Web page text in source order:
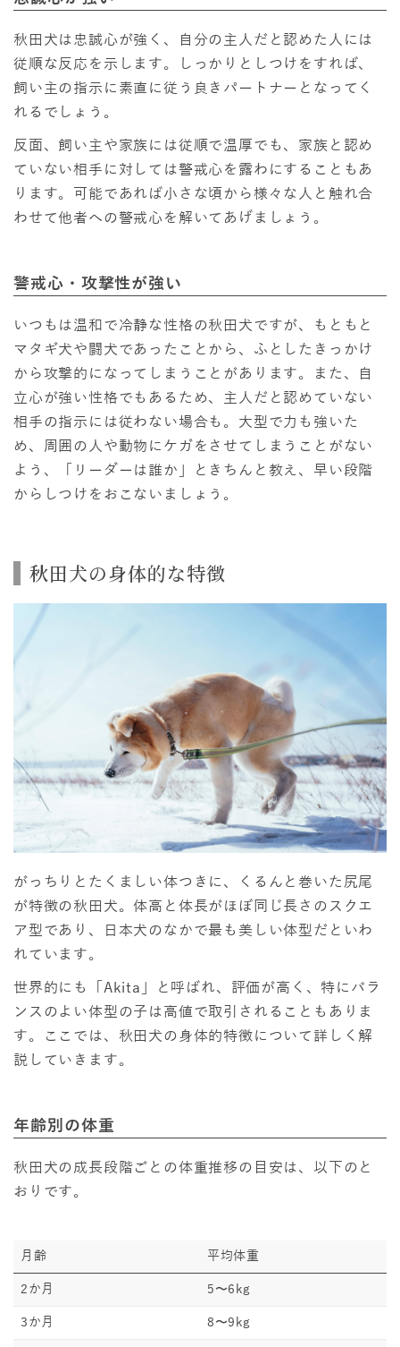
秋田犬は忠誠心が強く、自分の主人だと認めた人には
従順な反応を示します。しっかりとしつけをすれば、
飼い主の指示に素直に従う良きパートナーとなってく
れるでしょう。
反面、飼い主や家族には従順で温厚でも、家族と認め
ていない相手に対しては警戒心を露わにすることもあ
ります。可能であれば小さな頃から様々な人と触れ合
わせて他者への警戒心を解いてあげましょう。
警戒心・攻撃性が強い
いつもは温和で冷静な性格の秋田犬ですが、もともと
マタギ犬や闘犬であったことから、ふとしたきっかけ
から攻撃的になってしまうことがあります。また、自
立心が強い性格でもあるため、主人だと認めていない
相手の指示には従わない場合も。大型で力も強いた
め、周囲の人や動物にケガをさせてしまうことがない
よう、「リーダーは誰か」ときちんと教え、早い段階
からしつけをおこないましょう。
秋田犬の身体的な特徴
がっちりとたくましい体つきに、くるんと巻いた尻尾
が特徴の秋田犬。体高と体長がほぼ同じ長さのスクエ
ア型であり、日本犬のなかで最も美しい体型だといわ
れています。
世界的にも「Akita」と呼ばれ、評価が高く、特にバラ
ンスのよい体型の子は高値で取引されることもありま
す。ここでは、秋田犬の身体的特徴について詳しく解
説していきます。
年齢別の体重
秋田犬の成長段階ごとの体重推移の目安は、以下のと
おりです。
月齢 平均体重
2か月 5〜6kg
3か月 8〜9kg